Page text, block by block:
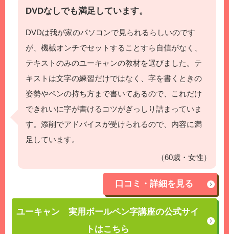
DVDなしでも満足しています。
DVDは我が家のパソコンで見られるらしいのです
が、機械オンチでセットすることすら自信がなく、
テキストのみのユーキャンの教材を選びました。テ
キストは文字の練習だけではなく、字を書くときの
姿勢やペンの持ち方まで書いてあるので、これだけ
できれいに字が書けるコツがぎっしり詰まっていま
す。添削でアドバイスが受けられるので、内容に満
足しています。
（60歳・女性）
口コミ・詳細を見る
ユーキャン 実用ボールペン字講座の公式サイ
トはこちら